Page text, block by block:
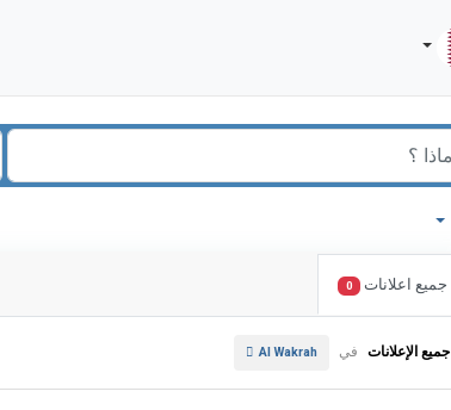
جميع اعلانات 0
جميع الإعلانات في Al Wakrah